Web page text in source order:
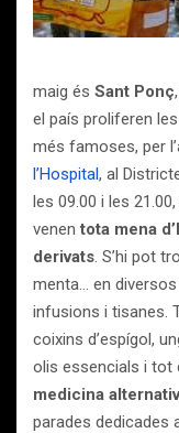
maig és Sant Ponç
el país proliferen
més famoses, per
l’Hospital, al
les 09.00 i les
venentota mena
derivats. S’hi pot
menta… en
infusions i tisanes.
coixins d’espígol,
olis essencials i tot
medicina
parades dedicades